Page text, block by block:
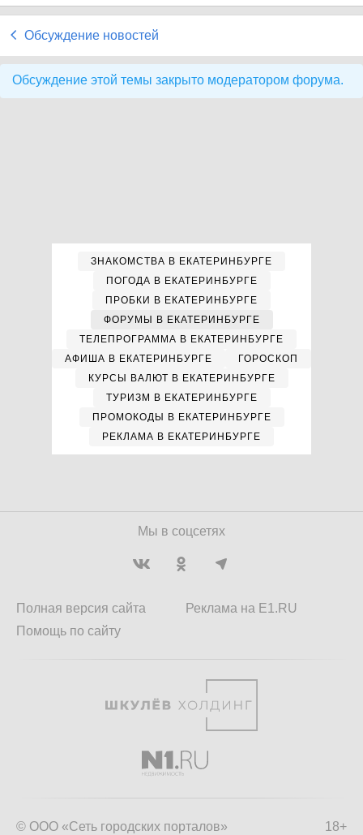
Обсуждение новостей
Обсуждение этой темы закрыто модератором форума.
ЗНАКОМСТВА В ЕКАТЕРИНБУРГЕ
ПОГОДА В ЕКАТЕРИНБУРГЕ
ПРОБКИ В ЕКАТЕРИНБУРГЕ
ФОРУМЫ В ЕКАТЕРИНБУРГЕ
ТЕЛЕПРОГРАММА В ЕКАТЕРИНБУРГЕ
АФИША В ЕКАТЕРИНБУРГЕ
ГОРОСКОП
КУРСЫ ВАЛЮТ В ЕКАТЕРИНБУРГЕ
ТУРИЗМ В ЕКАТЕРИНБУРГЕ
ПРОМОКОДЫ В ЕКАТЕРИНБУРГЕ
РЕКЛАМА В ЕКАТЕРИНБУРГЕ
Мы в соцсетях
Полная версия сайта
Помощь по сайту
Реклама на E1.RU
18+
© ООО «Сеть городских порталов»